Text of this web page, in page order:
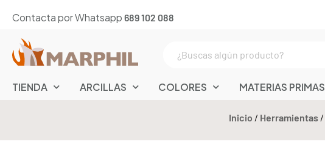
Contacta por Whatsapp 689 102 088
TIENDA ARCILLAS COLORES MATERIAS PRIMAS
Inicio / Herramientas/